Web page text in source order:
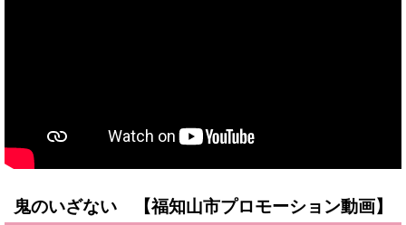
鬼のいざない 【福知山市プロモーション動画】